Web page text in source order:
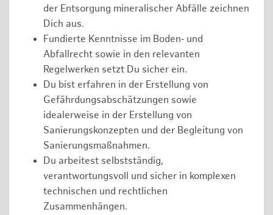
der Entsorgung mineralischer Abfälle zeichnen
Dich aus.
Fundierte Kenntnisse im Boden‑ und
Abfallrecht sowie in den relevanten
Regelwerken setzt Du sicher ein.
Du bist erfahren in der Erstellung von
Gefährdungsabschätzungen sowie
idealerweise in der Erstellung von
Sanierungskonzepten und der Begleitung von
Sanierungsmaßnahmen.
Du arbeitest selbstständig,
verantwortungsvoll und sicher in komplexen
technischen und rechtlichen
Zusammenhängen.